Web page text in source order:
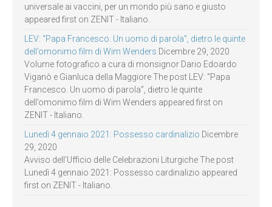
universale ai vaccini, per un mondo più sano e giusto
appeared first on ZENIT - Italiano.
LEV: “Papa Francesco. Un uomo di parola”, dietro le quinte
dell’omonimo film di Wim Wenders Dicembre 29, 2020
Volume fotografico a cura di monsignor Dario Edoardo
Viganò e Gianluca della Maggiore The post LEV: “Papa
Francesco. Un uomo di parola”, dietro le quinte
dell’omonimo film di Wim Wenders appeared first on
ZENIT - Italiano.
Lunedì 4 gennaio 2021: Possesso cardinalizio Dicembre
29, 2020
Avviso dell’Ufficio delle Celebrazioni Liturgiche The post
Lunedì 4 gennaio 2021: Possesso cardinalizio appeared
first on ZENIT - Italiano.